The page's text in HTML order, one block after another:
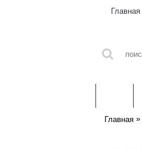
Главная
Главная »